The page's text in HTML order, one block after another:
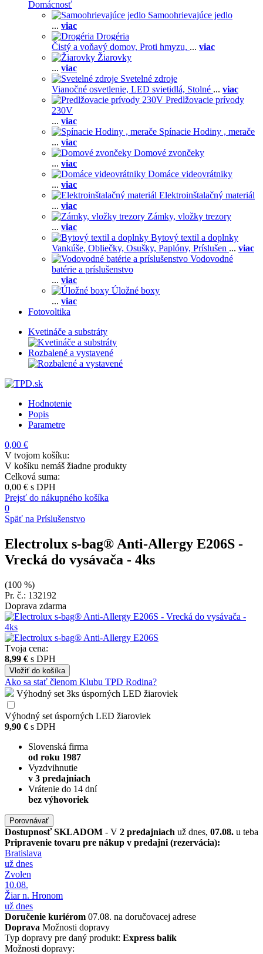
Domácnosť
Samoohrievajúce jedlo
... viac
Drogéria
Čistý a voňavý domov, Proti hmyzu, ... viac
Žiarovky
... viac
Svetelné zdroje
Vianočné osvetlenie, LED svietidlá, Stolné ... viac
Predlžovacie prívody
230V
... viac
Spínacie Hodiny , merače
... viac
Domové zvončeky
... viac
Domáce videovrátniky
... viac
Elektroinštalačný materiál
... viac
Zámky, vložky trezory
... viac
Bytový textil a doplnky
Vankúše, Obliečky, Osušky, Paplóny, Príslušen ... viac
Vodovodné
batérie a príslušenstvo
... viac
Úložné boxy
... viac
Fotovoltika
Kvetináče a substráty
Rozbalené a vystavené
Hodnotenie
Popis
Parametre
0,00 €
V tvojom košíku:
V košíku nemáš žiadne produkty
Celková suma:
0,00 € s DPH
Prejsť do nákupného košíka
0
Späť na Príslušenstvo
Electrolux s-bag® Anti-Allergy E206S -
Vrecká do vysávača - 4ks
(100 %)
Pr. č.: 132192
Doprava zdarma
Tvoja cena:
8,99 € s DPH
Vložiť do košíka
Ako sa stať členom Klubu TPD Rodina?
Výhodný set 3ks úsporných LED žiaroviek
Výhodný set úsporných LED žiaroviek
9,90 € s DPH
Slovenská firma
od roku 1987
Vyzdvihnutie
v 3 predajniach
Vrátenie do 14 dní
bez výhovoriek
Porovnávať
DostupnosťSKLADOM - V 2 predajniach už dnes, 07.08. u teba
Pripravenie tovaru pre nákup v predajni (rezervácia):
Bratislava
už dnes
Zvolen
10.08.
Žiar n. Hronom
už dnes
Doručenie kuriérom 07.08. na doručovacej adrese
Doprava Možnosti dopravy
Typ dopravy pre daný produkt: Express balík
Možnosti dopravy: